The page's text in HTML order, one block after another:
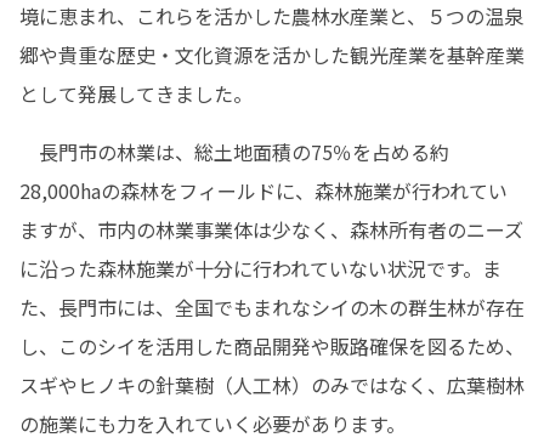
境に恵まれ、これらを活かした農林水産業と、５つの温泉
郷や貴重な歴史・文化資源を活かした観光産業を基幹産業
として発展してきました。
長門市の林業は、総土地面積の75％を占める約
28,000haの森林をフィールドに、森林施業が行われてい
ますが、市内の林業事業体は少なく、森林所有者のニーズ
に沿った森林施業が十分に行われていない状況です。ま
た、長門市には、全国でもまれなシイの木の群生林が存在
し、このシイを活用した商品開発や販路確保を図るため、
スギやヒノキの針葉樹（人工林）のみではなく、広葉樹林
の施業にも力を入れていく必要があります。